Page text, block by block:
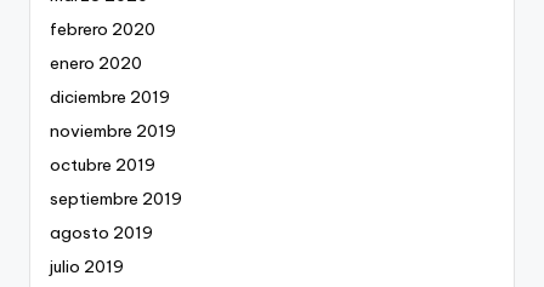
febrero 2020
enero 2020
diciembre 2019
noviembre 2019
octubre 2019
septiembre 2019
agosto 2019
julio 2019